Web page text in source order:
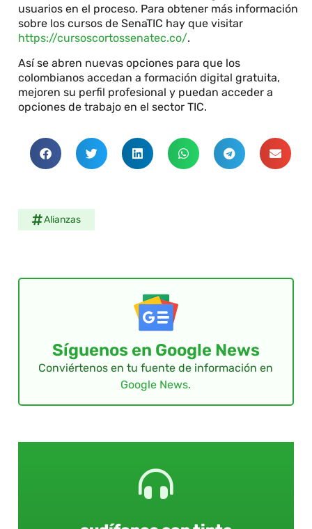
usuarios en el proceso. Para obtener más información
sobre los cursos de SenaTIC hay que visitar
https://cursoscortossenatec.co/.
Así se abren nuevas opciones para que los
colombianos accedan a formación digital gratuita,
mejoren su perfil profesional y puedan acceder a
opciones de trabajo en el sector TIC.
Alianzas
Síguenos en Google News
Conviértenos en tu fuente de información en
Google News.